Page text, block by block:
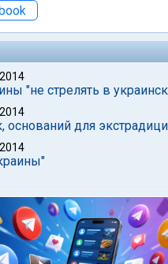
"не стрелять в
оснований для